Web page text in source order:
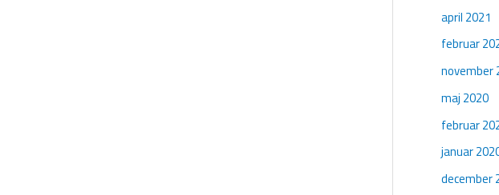
april 2021
februar
november
maj 2020
februar
januar
december